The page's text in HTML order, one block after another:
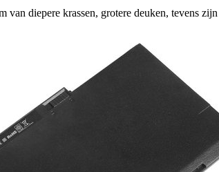
van diepere krassen, grotere deuken, tevens